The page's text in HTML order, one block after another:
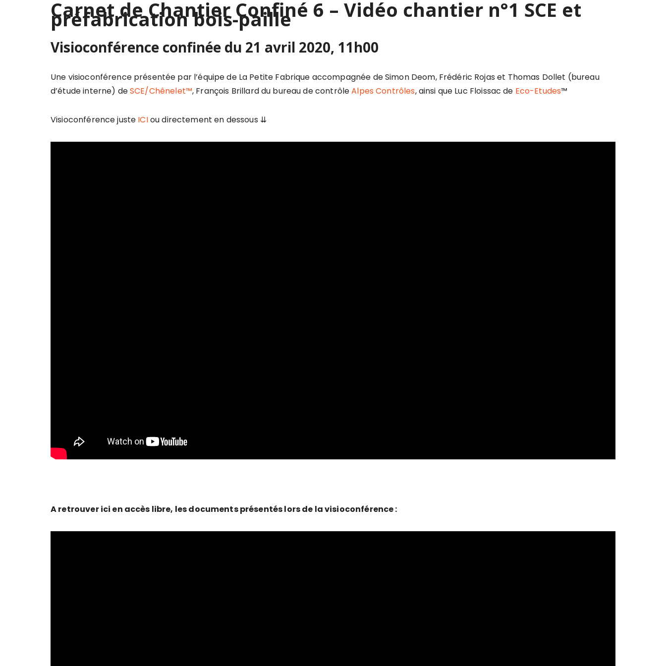
Carnet de Chantier Confiné 6 – Vidéo chantier n°1 SCE et
préfabrication bois-paille
Visioconférence confinée du 21 avril 2020, 11h00
Une visioconférence présentée par l’équipe de La Petite Fabrique accompagnée de Simon Deom, Frédéric Rojas et Thomas Dollet (bureau
d’étude interne) deSCE/Chênelet™, François Brillard du bureau de contrôleAlpes Contrôles, ainsi que Luc Floissac de Eco-Etudes™
Visioconférence juste ICIou directement en dessous ⇊
A retrouver ici en accès libre, les documents présentés lors de la visioconférence :